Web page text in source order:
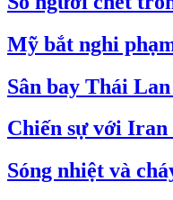
Mỹ bắt nghi
Sân bay Thái
Chiến sự với
Sóng nhiệt và